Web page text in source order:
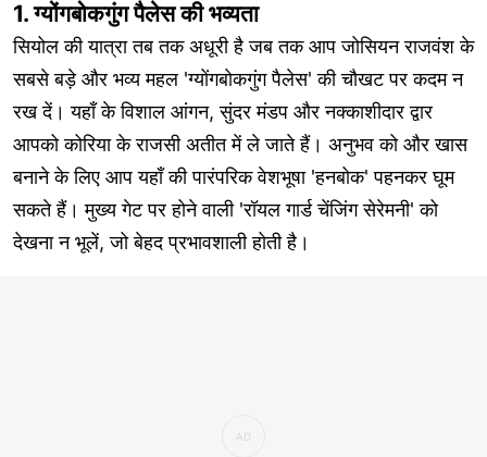
1. ग्योंगबोकगुंग पैलेस की भव्यता
सियोल की यात्रा तब तक अधूरी है जब तक आप जोसियन राजवंश के
सबसे बड़े और भव्य महल 'ग्योंगबोकगुंग पैलेस' की चौखट पर कदम न
रख दें। यहाँ के विशाल आंगन, सुंदर मंडप और नक्काशीदार द्वार
आपको कोरिया के राजसी अतीत में ले जाते हैं। अनुभव को और खास
बनाने के लिए आप यहाँ की पारंपरिक वेशभूषा 'हनबोक' पहनकर घूम
सकते हैं। मुख्य गेट पर होने वाली 'रॉयल गार्ड चेंजिंग सेरेमनी' को
देखना न भूलें, जो बेहद प्रभावशाली होती है।